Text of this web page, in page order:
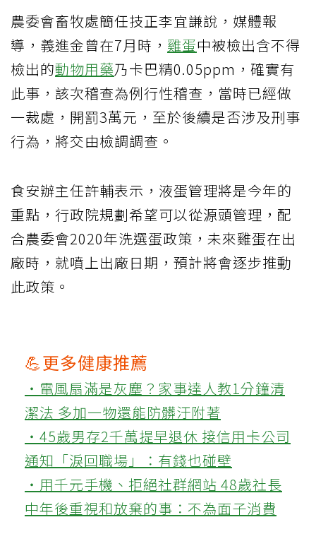
農委會畜牧處簡任技正李宜謙說，媒體報
導，義進金曾在7月時， 雞蛋中被檢出含不得
檢出的動物用藥乃卡巴精0.05ppm，確實有
此事，該次稽查為例行性稽查，當時已經做
一裁處，開罰3萬元，至於後續是否涉及刑事
行為，將交由檢調調查。
食安辦主任許輔表示，液蛋管理將是今年的
重點，行政院規劃希望可以從源頭管理，配
合農委會2020年洗選蛋政策，未來雞蛋在出
廠時，就噴上出廠日期，預計將會逐步推動
此政策。
💪更多健康推薦
‧電風扇滿是灰塵？家事達人教1分鐘清
潔法 多加一物還能防髒汙附著
‧45歲男存2千萬提早退休 接信用卡公司
通知「淚回職場」：有錢也碰壁
‧用千元手機、拒絕社群網站 48歲社長
中年後重視和放棄的事：不為面子消費